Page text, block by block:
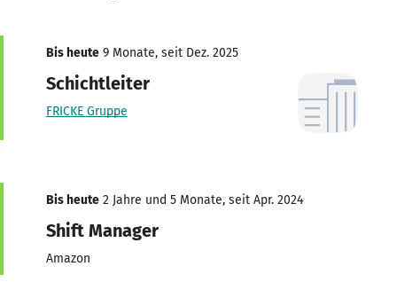
Bis heute 9 Monate, seit Dez. 2025
Schichtleiter
FRICKE Gruppe
Bis heute 2 Jahre und 5 Monate, seit Apr. 2024
Shift Manager
Amazon